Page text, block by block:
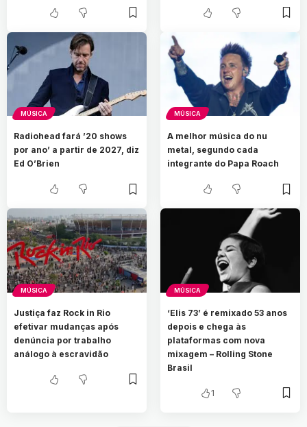
MÚSICA
Radiohead fará ’20 shows
por ano’ a partir de 2027, diz
Ed O’Brien
MÚSICA
A melhor música do nu
metal, segundo cada
integrante do Papa Roach
MÚSICA
Justiça faz Rock in Rio
efetivar mudanças após
denúncia por trabalho
análogo à escravidão
MÚSICA
‘Elis 73’ é remixado 53 anos
depois e chega às
plataformas com nova
mixagem – Rolling Stone
Brasil
1